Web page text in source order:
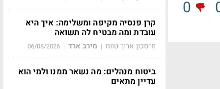
0
קרן פנסיה מקיפה ומשלימה: איך היא
עובדת ומה מבטיח לה תשואה
חיסכון ארוך טווח | מירב ארד |
06/08/2026
ביטוח מנהלים: מה נשאר ממנו ולמי הוא
עדיין מתאים